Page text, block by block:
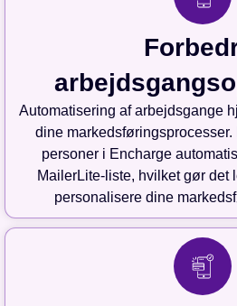
Automatisering af arbejdsgange
dine markedsføringsprocesser.
personer i Encharge
MailerLite-liste, hvilket gør det
personalisere dine